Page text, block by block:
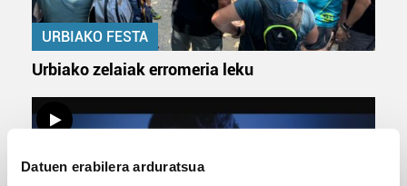
Datuen erabilera arduratsua
URBIAKO FESTA
Urbiako zelaiak erromeria leku